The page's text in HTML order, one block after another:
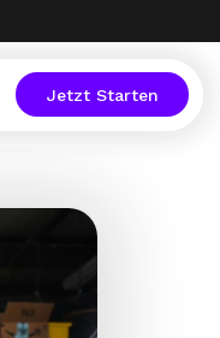
Jetzt Starten